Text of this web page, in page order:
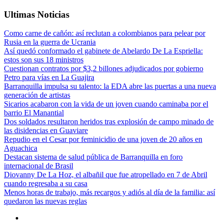
Ultimas Noticias
Como carne de cañón: así reclutan a colombianos para pelear por
Rusia en la guerra de Ucrania
Así quedó conformado el gabinete de Abelardo De La Espriella:
estos son sus 18 ministros
Cuestionan contratos por $3,2 billones adjudicados por gobierno
Petro para vías en La Guajira
Barranquilla impulsa su talento: la EDA abre las puertas a una nueva
generación de artistas
Sicarios acabaron con la vida de un joven cuando caminaba por el
barrio El Manantial
Dos soldados resultaron heridos tras explosión de campo minado de
las disidencias en Guaviare
Repudio en el Cesar por feminicidio de una joven de 20 años en
Aguachica
Destacan sistema de salud pública de Barranquilla en foro
internacional de Brasil
Diovanny De La Hoz, el albañil que fue atropellado en 7 de Abril
cuando regresaba a su casa
Menos horas de trabajo, más recargos y adiós al día de la familia: así
quedaron las nuevas reglas